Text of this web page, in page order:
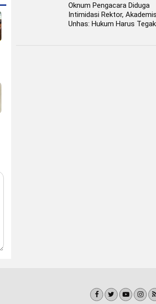
Oknum Pengacara Diduga
Intimidasi Rektor,
Unhas: Hukum Harus Tegak